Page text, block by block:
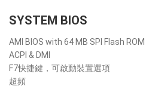
SYSTEM BIOS
AMI BIOS with 64 MB SPI Flash ROM
ACPI & DMI
F7快捷鍵，可啟動裝置選項
超頻